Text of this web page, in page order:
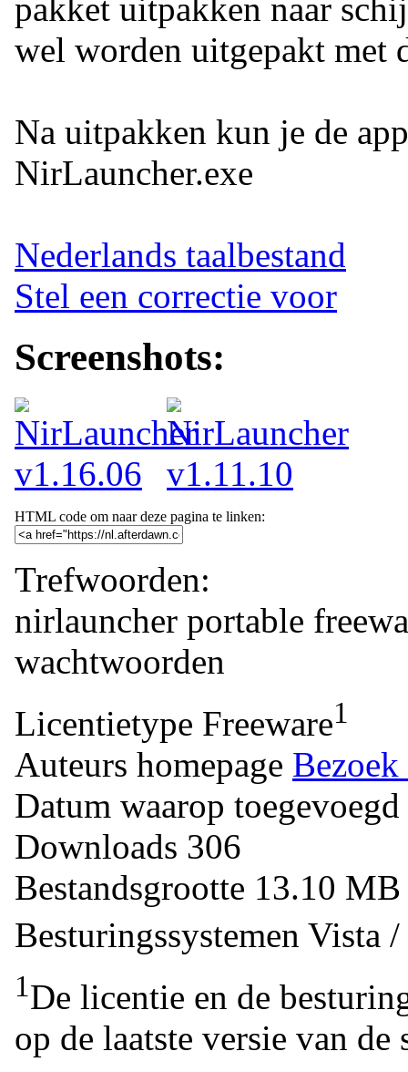
pakket uitpakken naar
wel worden uitgepakt met
Na uitpakken kun je de
NirLauncher.exe
Nederlands taalbestand
Stel een correctie voor
Screenshots:
HTML code om naar deze pagina te linken:
Trefwoorden:
nirlauncher portable
wachtwoorden
Licentietype Freeware1
Auteurs homepage
Datum waarop toegevoegd
Downloads 306
Bestandsgrootte 13.10
Besturingssystemen Vista
1De licentie en de
op de laatste versie van de